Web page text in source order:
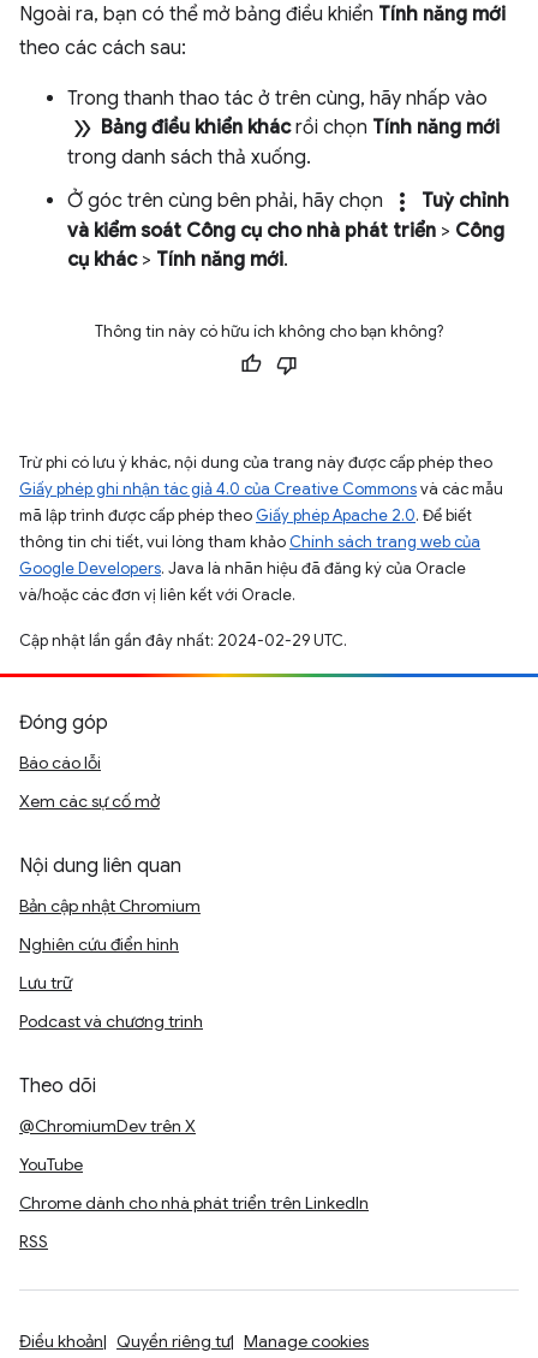
Ngoài ra, bạn có thể mở bảng điều khiển Tính năng mới
theo các cách sau:
Trong thanh thao tác ở trên cùng, hãy nhấp vào
double_arrow Bảng điều khiển khácrồi chọn Tính năng mới
trong danh sách thả xuống.
Ở góc trên cùng bên phải, hãy chọn
more_vert
Tuỳ chỉnh
và kiểm soát Công cụ cho nhà phát triển > Công
cụ khác> Tính năng mới.
Thông tin này có hữu ích không cho bạn không?
Trừ phi có lưu ý khác, nội dung của trang này được cấp phép theo
Giấy phép ghi nhận tác giả 4.0 của Creative Commonsvà các mẫu
mã lập trình được cấp phép theo Giấy phép Apache 2.0. Để biết
thông tin chi tiết, vui lòng tham khảo Chính sách trang web của
Google Developers. Java là nhãn hiệu đã đăng ký của Oracle
và/hoặc các đơn vị liên kết với Oracle.
Cập nhật lần gần đây nhất: 2024-02-29 UTC.
Đóng góp
Báo cáo lỗi
Xem các sự cố mở
Nội dung liên quan
Bản cập nhật Chromium
Nghiên cứu điển hình
Lưu trữ
Podcast và chương trình
Theo dõi
@ChromiumDev trên X
YouTube
Chrome dành cho nhà phát triển trên LinkedIn
RSS
Điều khoản Quyền riêng tư Manage cookies